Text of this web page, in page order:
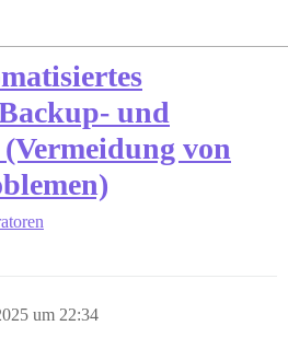
und
von
um 22:34